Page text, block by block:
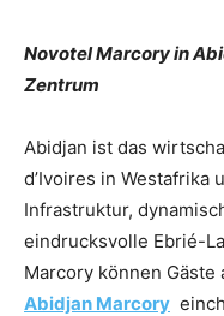
Novotel Marcory in
Zentrum
Abidjan ist das
d’Ivoires in Westafrika
Infrastruktur,
eindrucksvolle Ebrié-
Marcory können
Abidjan Marcory